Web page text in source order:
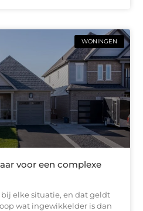
WONINGEN
voor een complexe
elke situatie, en dat geldt
wat ingewikkelder is dan